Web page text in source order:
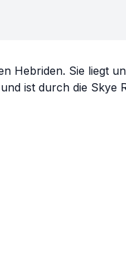
Hebriden. Sie liegt
ist durch die Skye